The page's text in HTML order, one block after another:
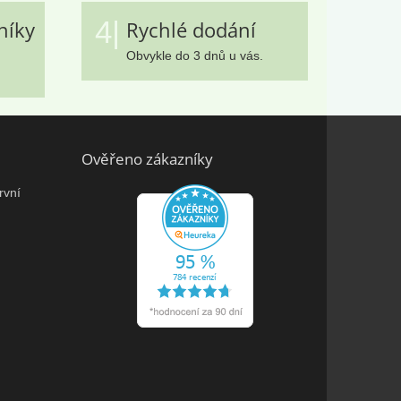
4| Rychlé dodání
Obvykle do 3 dnů u vás.
Ověřeno zákazníky